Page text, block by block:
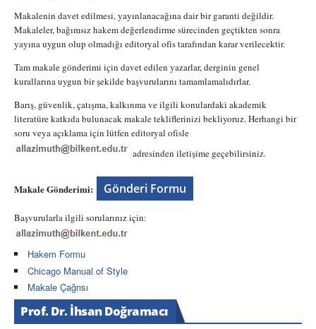
Makalenin davet edilmesi, yayınlanacağına dair bir garanti değildir.
Makaleler, bağımsız hakem değerlendirme sürecinden geçtikten sonra
yayına uygun olup olmadığı editoryal ofis tarafından karar verilecektir.
Tam makale gönderimi için davet edilen yazarlar, derginin genel
kurallarına uygun bir şekilde başvurularını tamamlamalıdırlar.
Barış, güvenlik, çatışma, kalkınma ve ilgili konulardaki akademik
literatüre katkıda bulunacak makale tekliflerinizi bekliyoruz. Herhangi bir
soru veya açıklama için lütfen editoryal ofisle
adresinden iletişime geçebilirsiniz.
Makale Gönderimi: Gönderi Formu
Başvurularla ilgili sorularınız için:
Hakem Formu
Chicago Manual of Style
Makale Çağrısı
Prof. Dr. İhsan Doğramacı